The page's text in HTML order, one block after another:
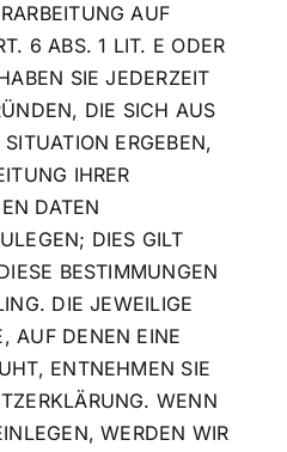
AUF
6 ABS. 1 LIT. E ODER
SIE JEDERZEIT
DIE SICH AUS
ERGEBEN,
IHRER
DATEN
DIES GILT
BESTIMMUNGEN
DIE JEWEILIGE
AUF DENEN EINE
ENTNEHMEN SIE
WENN
WERDEN WIR